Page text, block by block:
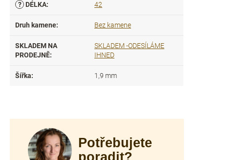
? DÉLKA: 42
Druh kamene: Bez kamene
SKLADEM NA
PRODEJNĚ:
SKLADEM -ODESÍLÁME
IHNED
Šířka: 1,9 mm
Potřebujete
poradit?